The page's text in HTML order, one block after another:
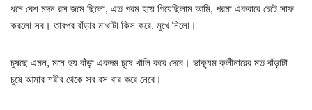
ধনে বেশ মদন রস জমে ছিলো, এত গরম হয়ে গিয়েছিলাম আমি, পরমা একবারে চেটে সাফ
করলো সব। তারপর বাঁড়ার মাথাটা কিস করে, মুখে নিলো।
চুষছে এমন, মনে হয় বাঁড়া একদম চুষে খালি করে দেবে। ভাক্যূম ক্লীনারের মত বাঁড়াটা
চুষে আমার শরীর থেকে সব রস বার করে নেবে।